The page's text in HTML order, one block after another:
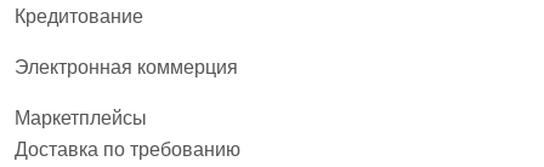
Кредитование
Электронная коммерция
Маркетплейсы
Доставка по требованию